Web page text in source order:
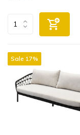
Sale 17%